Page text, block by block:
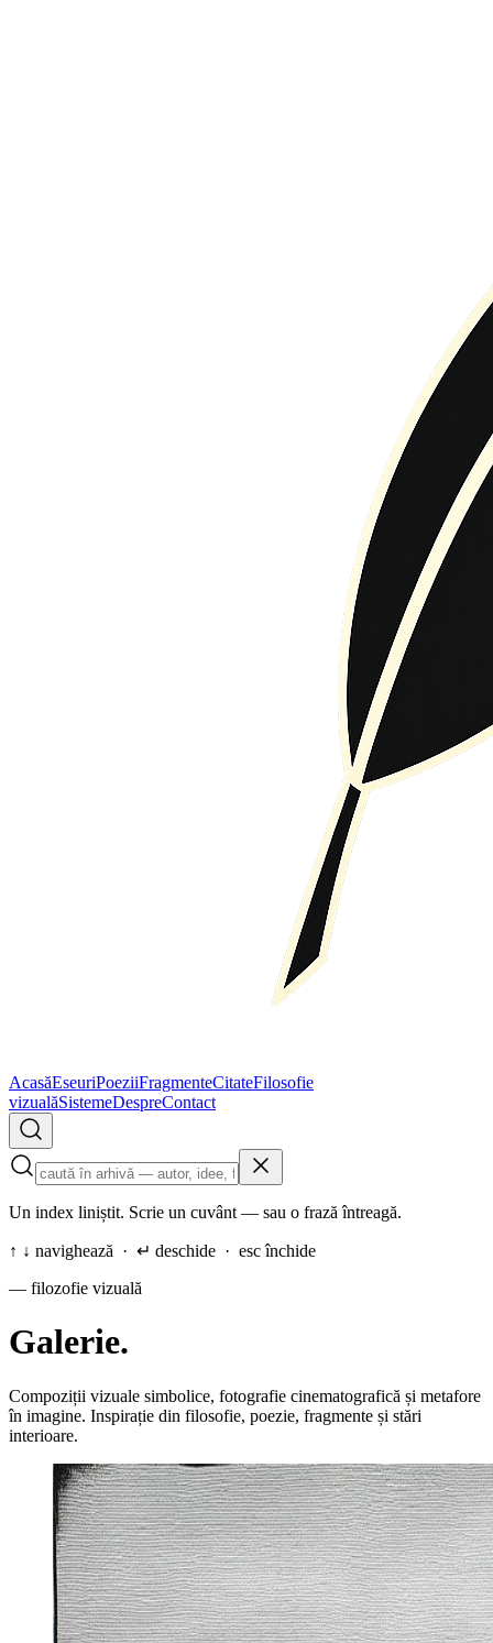
AcasăEseuriPoeziiFragmenteCitateFilosofie
vizualăSistemeDespreContact
Un index liniștit. Scrie un cuvânt — sau o frază întreagă.
↑ ↓ navighează · ↵ deschide · esc închide
— filozofie vizuală
Galerie.
Compoziții vizuale simbolice, fotografie cinematografică și metafore
în imagine. Inspirație din filosofie, poezie, fragmente și stări
interioare.